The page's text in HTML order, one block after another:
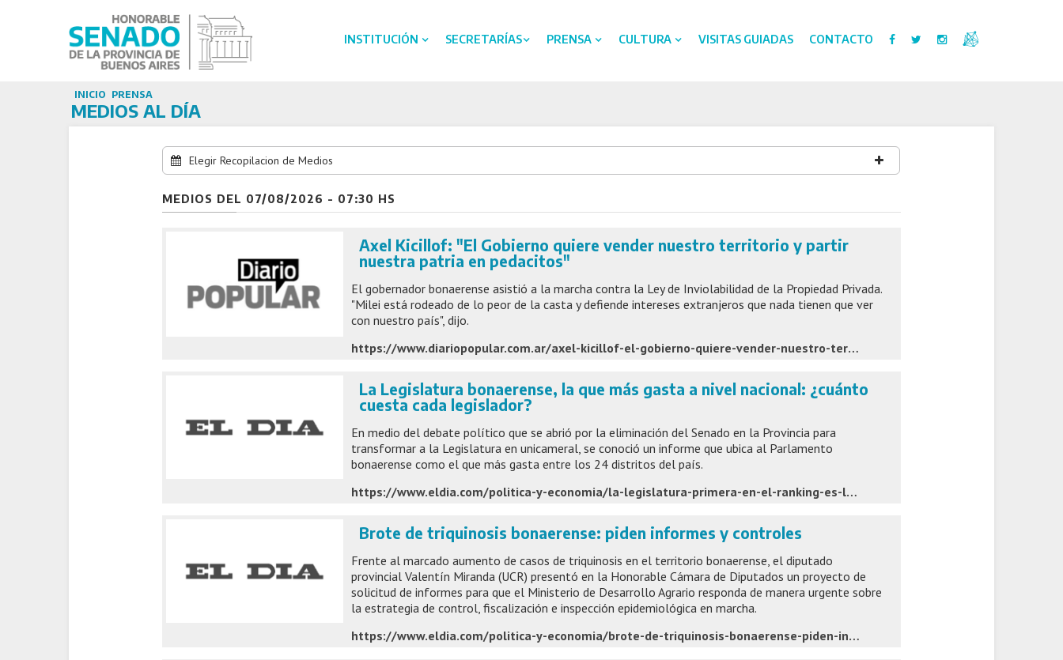
INSTITUCIÓN SECRETARÍAS PRENSA CULTURA VISITAS GUIADAS CONTACTO
INICIO PRENSA
MEDIOS AL DÍA
Elegir Recopilacion de Medios
06/08/2026
11:30 hs
05/08/2026
07:30 hs
1 2 3 4 5 ..
MEDIOS DEL 07/08/2026 - 07:30 HS
Axel Kicillof: "El Gobierno quiere vender nuestro territorio y partir
nuestra patria en pedacitos"
El gobernador bonaerense asistió a la marcha contra la Ley de Inviolabilidad de la Propiedad Privada.
"Milei está rodeado de lo peor de la casta y defiende intereses extranjeros que nada tienen que ver
con nuestro país", dijo.
https://www.diariopopular.com.ar/axel-kicillof-el-gobierno-quiere-vender-nuestro-territorio-y-partir-nuestra-patria-pedacitos-n913428
La Legislatura bonaerense, la que más gasta a nivel nacional: ¿cuánto
cuesta cada legislador?
En medio del debate político que se abrió por la eliminación del Senado en la Provincia para
transformar a la Legislatura en unicameral, se conoció un informe que ubica al Parlamento
bonaerense como el que más gasta entre los 24 distritos del país.
https://www.eldia.com/politica-y-economia/la-legislatura-primera-en-el-ranking-es-la-que-mas-gasta-a-nivel-nacional-politica-y-economia_1786082513
Brote de triquinosis bonaerense: piden informes y controles
Frente al marcado aumento de casos de triquinosis en el territorio bonaerense, el diputado
provincial Valentín Miranda (UCR) presentó en la Honorable Cámara de Diputados un proyecto de
solicitud de informes para que el Ministerio de Desarrollo Agrario responda de manera urgente sobre
la estrategia de control, fiscalización e inspección epidemiológica en marcha.
https://www.eldia.com/politica-y-economia/brote-de-triquinosis-bonaerense-piden-informes-y-controles-politica-y-economia_1786050060